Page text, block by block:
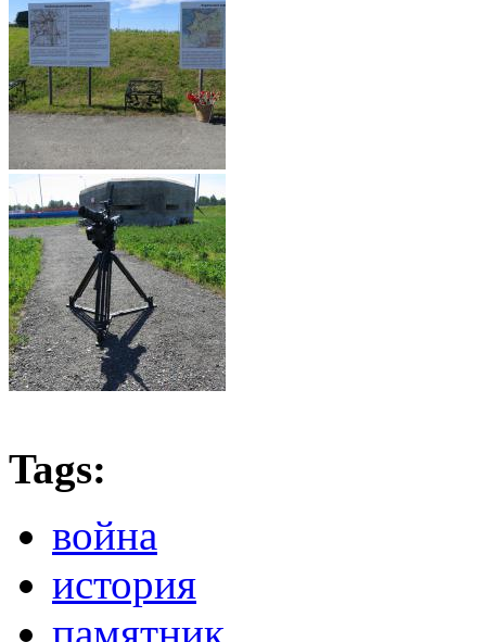
Tags:
война
история
памятник